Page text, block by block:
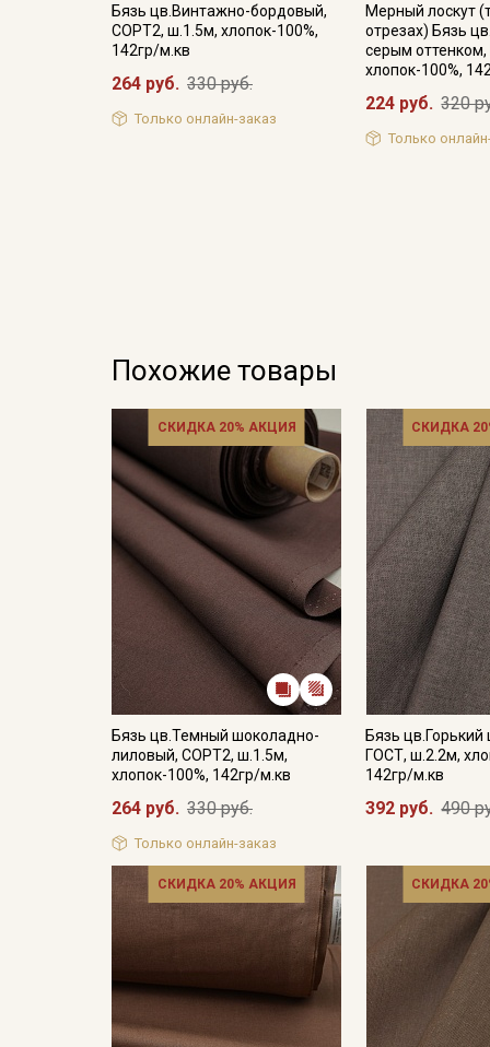
Бязь цв.Винтажно-бордовый,
СОРТ2, ш.1.5м, хлопок-100%,
142гр/м.кв
264 руб. 330 руб.
Только онлайн-заказ
Мерный лоскут
отрезах) Бязь
серым
хлопок-100%,
224 руб. 320
Только
Похожие товары
СКИДКА 20% АКЦИЯ
Бязь цв.Темный шоколадно-
лиловый, СОРТ2, ш.1.5м,
хлопок-100%, 142гр/м.кв
264 руб. 330 руб.
Только онлайн-заказ
СКИДКА
Бязь цв.Горький
ГОСТ, ш.2.2м,
142гр/м.кв
392 руб. 490
СКИДКА 20% АКЦИЯ СКИДКА